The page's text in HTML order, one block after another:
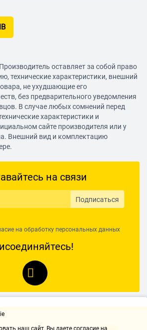
оставляет за собой право
технические характеристики, внешний
не ухудшающие его
без предварительного уведомления
В случае любых сомнений перед
характеристики и
сайте производителя или у
Внешний вид и комплектацию
на связи
Подписаться
на обработку персональных данных
наш cайт, Вы даете согласие на